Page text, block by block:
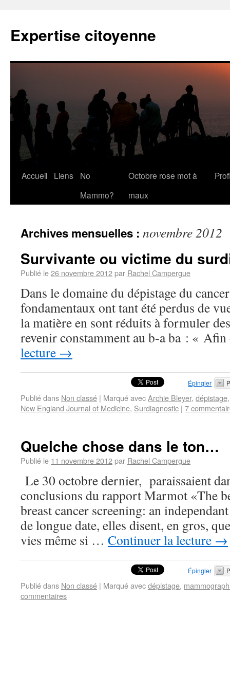
Expertise citoyenne
Accueil Liens
No
Mammo?
Octobre rose mot à
maux
Archives mensuelles : novembre 2012
Survivante ou victime du
Publié le26 novembre 2012par Rachel Campergue
Dans le domaine du dépistage du
fondamentaux ont tant été perdus de
la matière en sont réduits à formuler
revenir constamment au b-a ba : «
lecture →
Épingler
Publié dans Non classé | Marqué avecArchie Bleyer, dépistage
New England Journal of Medicine, Surdiagnostic | 7
Quelche chose dans le ton…
Publié le 11 novembre 2012par Rachel Campergue
Le 30 octobre dernier, paraissaient
conclusions du rapport Marmot «The
breast cancer screening: an
de longue date, elles disent, en gros,
vies même si … Continuer la lecture →
Épingler
Publié dans Non classé | Marqué avecdépistage,
commentaires